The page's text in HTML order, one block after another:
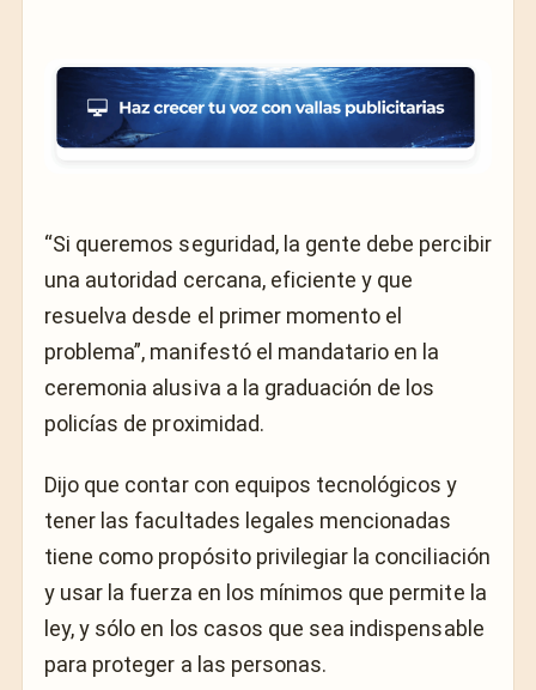
“Si queremos seguridad, la gente debe percibir
una autoridad cercana, eficiente y que
resuelva desde el primer momento el
problema”, manifestó el mandatario en la
ceremonia alusiva a la graduación de los
policías de proximidad.
Dijo que contar con equipos tecnológicos y
tener las facultades legales mencionadas
tiene como propósito privilegiar la conciliación
y usar la fuerza en los mínimos que permite la
ley, y sólo en los casos que sea indispensable
para proteger a las personas.